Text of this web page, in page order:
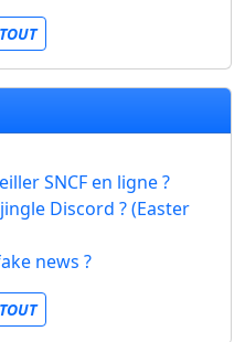
SNCF en ligne ?
Discord ? (Easter
news ?